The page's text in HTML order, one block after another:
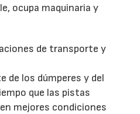
ocupa maquinaria y
de transporte y
de los dúmperes y del
que las pistas
mejores condiciones